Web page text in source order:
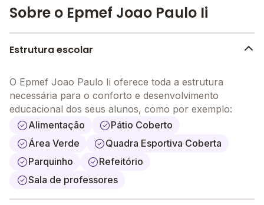
Sobre o Epmef Joao Paulo Ii
Estrutura escolar
O Epmef Joao Paulo Ii oferece toda a estrutura
necessária para o conforto e desenvolvimento
educacional dos seus alunos, como por exemplo:
Alimentação
Pátio Coberto
Área Verde
Quadra Esportiva Coberta
Parquinho
Refeitório
Sala de professores